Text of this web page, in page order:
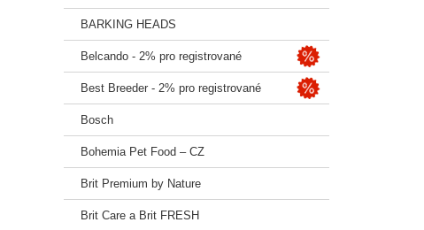
BARKING HEADS
Belcando - 2% pro registrované
Best Breeder - 2% pro registrované
Bosch
Bohemia Pet Food – CZ
Brit Premium by Nature
Brit Care a Brit FRESH